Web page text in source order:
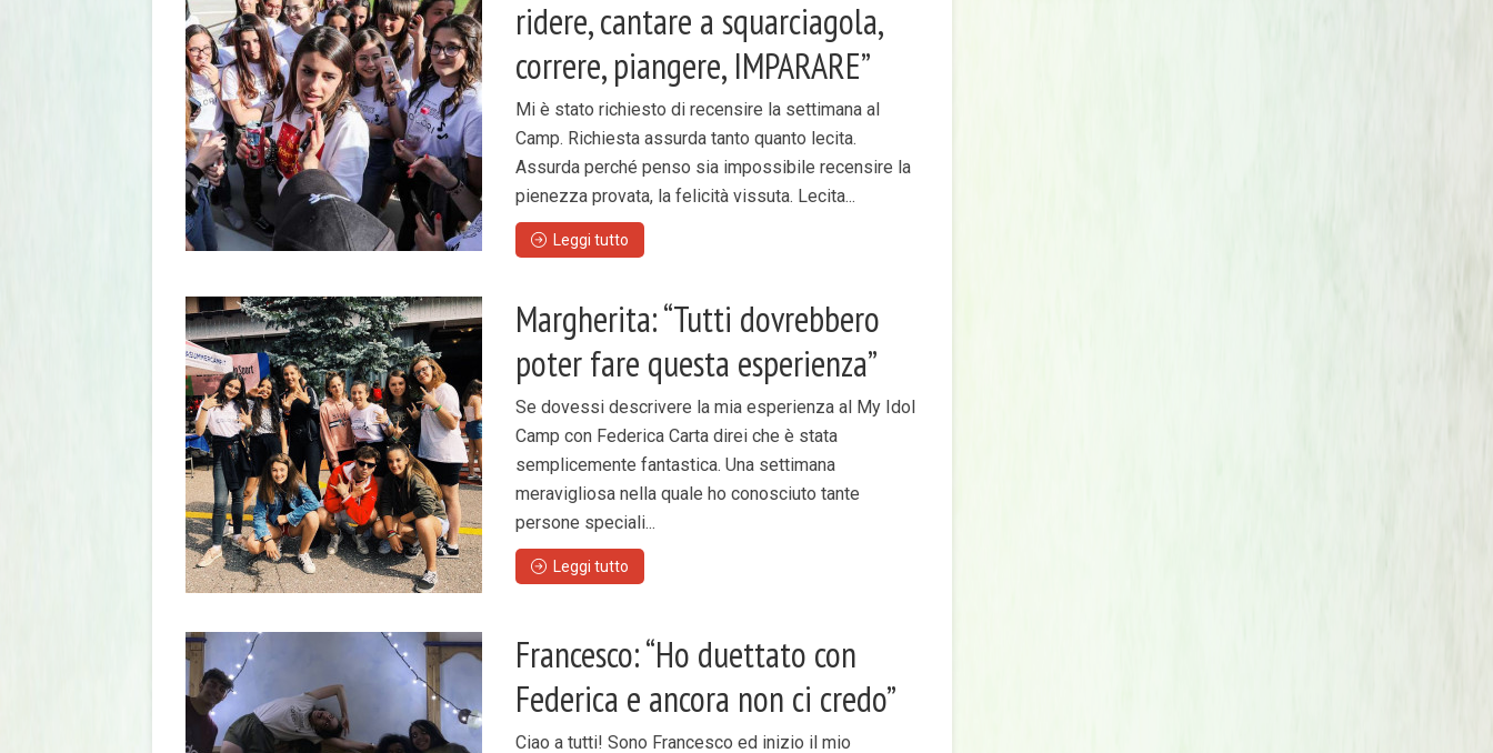
ridere, cantare a squarciagola,
correre, piangere, IMPARARE”
Mi è stato richiesto di recensire la settimana al
Camp. Richiesta assurda tanto quanto lecita.
Assurda perché penso sia impossibile recensire la
pienezza provata, la felicità vissuta. Lecita...
Leggi tutto
Margherita: “Tutti dovrebbero
poter fare questa esperienza”
Se dovessi descrivere la mia esperienza al My Idol
Camp con Federica Carta direi che è stata
semplicemente fantastica. Una settimana
meravigliosa nella quale ho conosciuto tante
persone speciali...
Leggi tutto
Francesco: “Ho duettato con
Federica e ancora non ci credo”
Ciao a tutti! Sono Francesco ed inizio il mio